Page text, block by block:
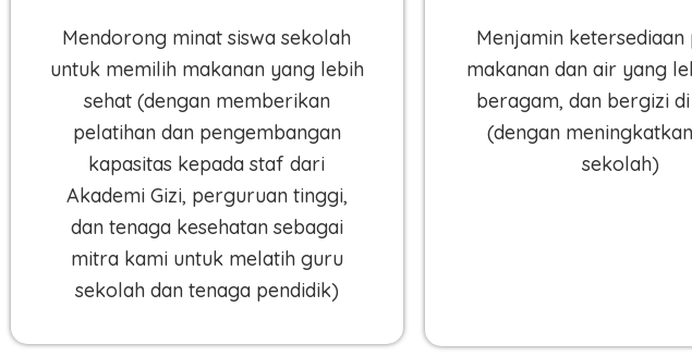
Mendorong minat siswa sekolah
untuk memilih makanan yang lebih
sehat (dengan memberikan
pelatihan dan pengembangan
kapasitas kepada staf dari
Akademi Gizi, perguruan tinggi,
dan tenaga kesehatan sebagai
mitra kami untuk melatih guru
sekolah dan tenaga pendidik)
Menjamin ketersediaan
makanan dan air yang
beragam, dan bergizi
(dengan
sekolah)